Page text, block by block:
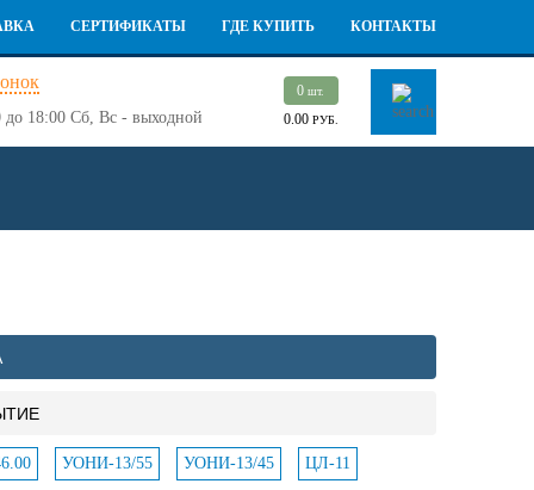
СЕРТИФИКАТЫ ГДЕ КУПИТЬ КОНТАКТЫ
18:00 Сб, Вс - выходной
0шт.
0.00 РУБ.
УОНИ-13/55 УОНИ-13/45 ЦЛ-11